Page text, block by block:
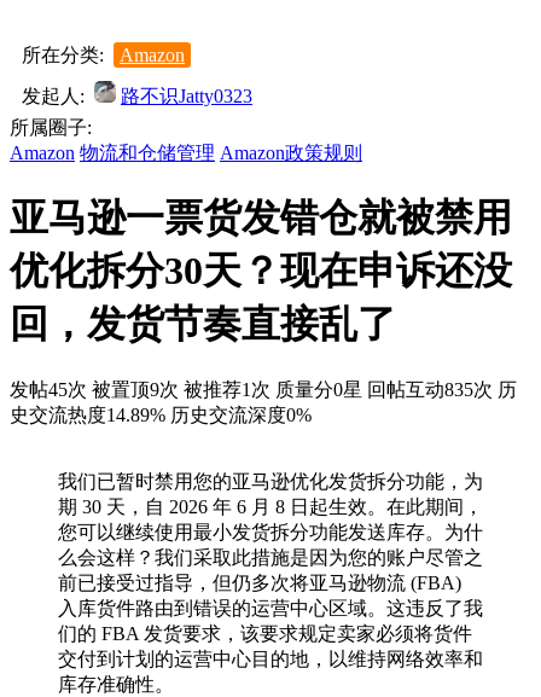
所在分类:
Amazon
发起人:
路不识Jatty0323
所属圈子:
Amazon 物流和仓储管理 Amazon政策规则
亚马逊一票货发错仓就被禁用
优化拆分30天？现在申诉还没
回，发货节奏直接乱了
发帖45次 被置顶9次 被推荐1次 质量分0星 回帖互动835次 历
史交流热度14.89% 历史交流深度0%
我们已暂时禁用您的亚马逊优化发货拆分功能，为
期 30 天，自 2026 年 6 月 8 日起生效。在此期间，
您可以继续使用最小发货拆分功能发送库存。为什
么会这样？我们采取此措施是因为您的账户尽管之
前已接受过指导，但仍多次将亚马逊物流 (FBA)
入库货件路由到错误的运营中心区域。这违反了我
们的 FBA 发货要求，该要求规定卖家必须将货件
交付到计划的运营中心目的地，以维持网络效率和
库存准确性。